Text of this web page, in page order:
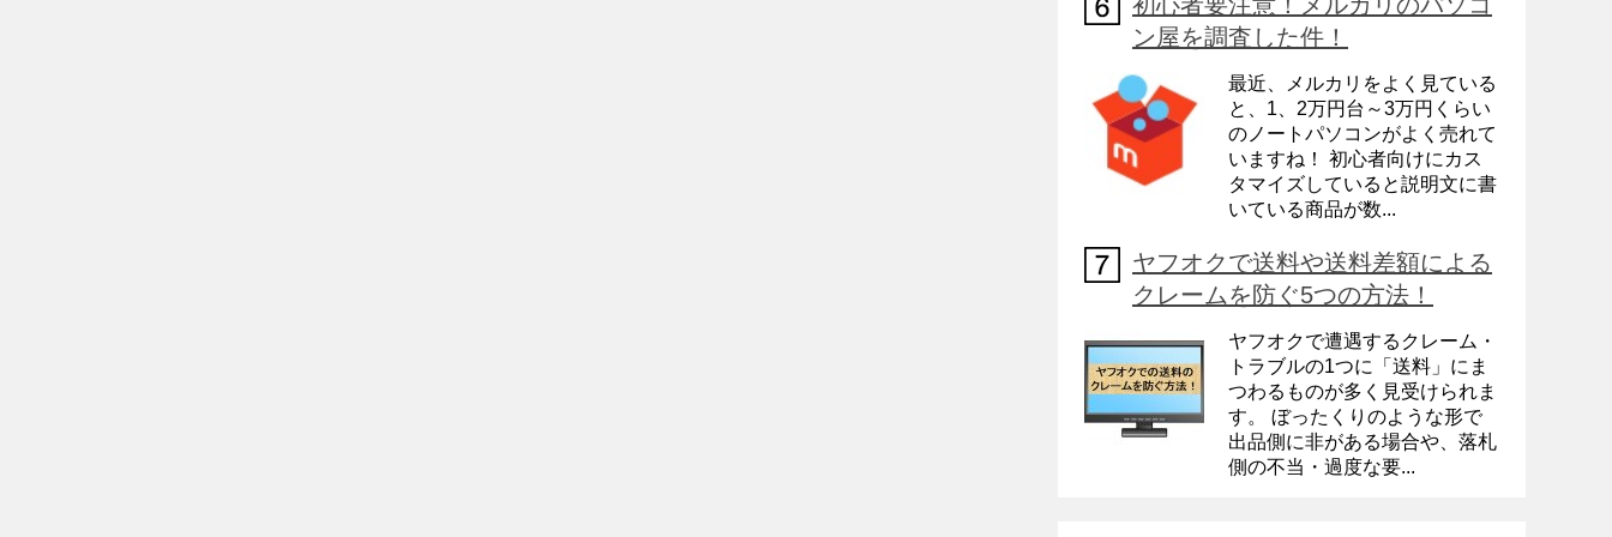
ン屋を調査した件！
最近、メルカリをよく見ている
と、1、2万円台～3万円くらい
のノートパソコンがよく売れて
いますね！ 初心者向けにカス
タマイズしていると説明文に書
いている商品が数...
ヤフオクで送料や送料差額による
クレームを防ぐ5つの方法！
ヤフオクで遭遇するクレーム・
トラブルの1つに「送料」にま
つわるものが多く見受けられま
す。 ぼったくりのような形で
出品側に非がある場合や、落札
側の不当・過度な要...